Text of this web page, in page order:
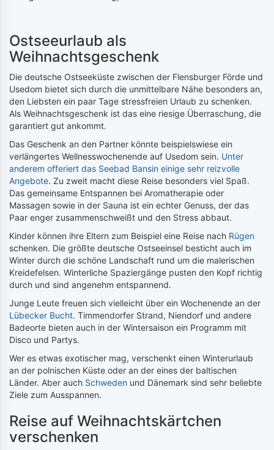
Ostseeurlaub als
Weihnachtsgeschenk
Die deutsche Ostseeküste zwischen der Flensburger Förde und
Usedom bietet sich durch die unmittelbare Nähe besonders an,
den Liebsten ein paar Tage stressfreien Urlaub zu schenken.
Als Weihnachtsgeschenk ist das eine riesige Überraschung, die
garantiert gut ankommt.
Das Geschenk an den Partner könnte beispielswiese ein
verlängertes Wellnesswochenende auf Usedom sein. Unter
anderem offeriert das Seebad Bansin einige sehr reizvolle
Angebote. Zu zweit macht diese Reise besonders viel Spaß.
Das gemeinsame Entspannen bei Aromatherapie oder
Massagen sowie in der Sauna ist ein echter Genuss, der das
Paar enger zusammenschweißt und den Stress abbaut.
Kinder können ihre Eltern zum Beispiel eine Reise nach Rügen
schenken. Die größte deutsche Ostseeinsel besticht auch im
Winter durch die schöne Landschaft rund um die malerischen
Kreidefelsen. Winterliche Spaziergänge pusten den Kopf richtig
durch und sind angenehm entspannend.
Junge Leute freuen sich vielleicht über ein Wochenende an der
Lübecker Bucht. Timmendorfer Strand, Niendorf und andere
Badeorte bieten auch in der Wintersaison ein Programm mit
Disco und Partys.
Wer es etwas exotischer mag, verschenkt einen Winterurlaub
an der polnischen Küste oder an der eines der baltischen
Länder. Aber auch Schweden und Dänemark sind sehr beliebte
Ziele zum Ausspannen.
Reise auf Weihnachtskärtchen
verschenken